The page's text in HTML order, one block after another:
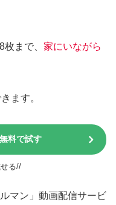
まで、 家にいながら
ます。
料で試す
る//
マン」動画配信サービ